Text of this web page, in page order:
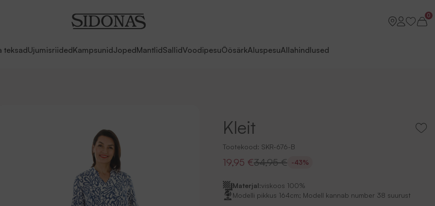
0
teksadUjumisriidedKampsunidJopedMantlidSallidVoodipesuÖösärkAluspesuAllahindlused
Kleit
Tootekood: SKR-676-B
19,95 €34,95 € -43%
Materjal:viskoos 100%
Modelli pikkus 164cm; Modell kannab number 38 suurust